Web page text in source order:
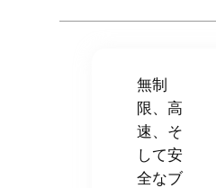
無制
限、高
速、そ
して安
全なブ